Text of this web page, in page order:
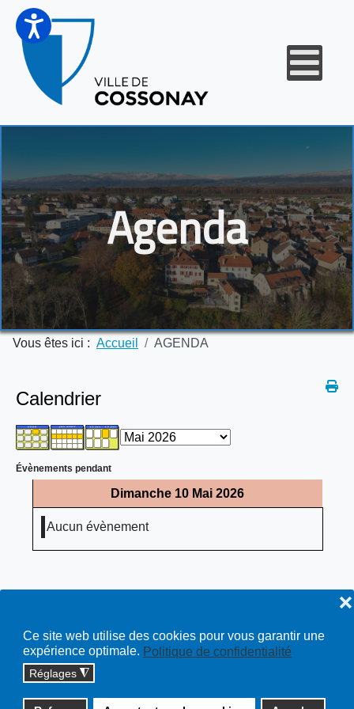
Ce site web utilise des cookies pour vous garantir une
expérience optimale. Politique de confidentialité
Réglages ◮
❌
Agenda
Vous êtes ici : Accueil AGENDA
Calendrier
Évènements pendant
Dimanche 10 Mai 2026
Aucun évènement
Copyright © 2026 cossonay.ch - tous droits réservés | site :